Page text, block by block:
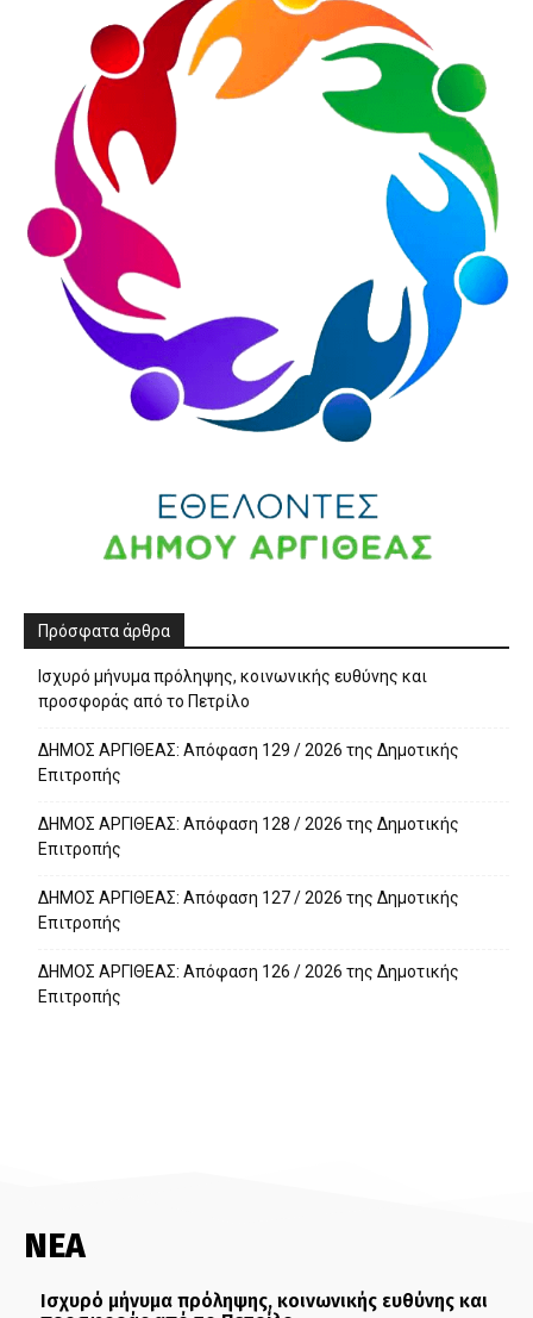
Πρόσφατα άρθρα
Ισχυρό μήνυμα πρόληψης, κοινωνικής ευθύνης και
προσφοράς από το Πετρίλο
ΔΗΜΟΣ ΑΡΓΙΘΕΑΣ: Απόφαση 129 / 2026 της Δημοτικής
Επιτροπής
ΔΗΜΟΣ ΑΡΓΙΘΕΑΣ: Απόφαση 128 / 2026 της Δημοτικής
Επιτροπής
ΔΗΜΟΣ ΑΡΓΙΘΕΑΣ: Απόφαση 127 / 2026 της Δημοτικής
Επιτροπής
ΔΗΜΟΣ ΑΡΓΙΘΕΑΣ: Απόφαση 126 / 2026 της Δημοτικής
Επιτροπής
ΝΕΑ
Ισχυρό μήνυμα πρόληψης, κοινωνικής ευθύνης και